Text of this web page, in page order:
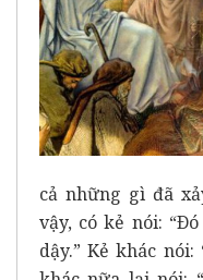
cả những gì đã
vậy, có kẻ nói:
dậy.” Kẻ khác